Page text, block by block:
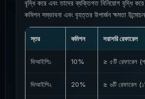
বৃদ্ধি করে এবং তাদের ব্যক্তিগত বিনিয়োগ বৃদ্ধি
কমিশন সম্ভাবনা এবং বৃহত্তর উপার্জন ক্ষমতা
স্তর কমিশন সরাসরি রেফারেল
ভিআইপি১ 10% ≥ ৫টি রেফারেল
ভিআইপি২ 20% ≥ ৬টি রেফারেল